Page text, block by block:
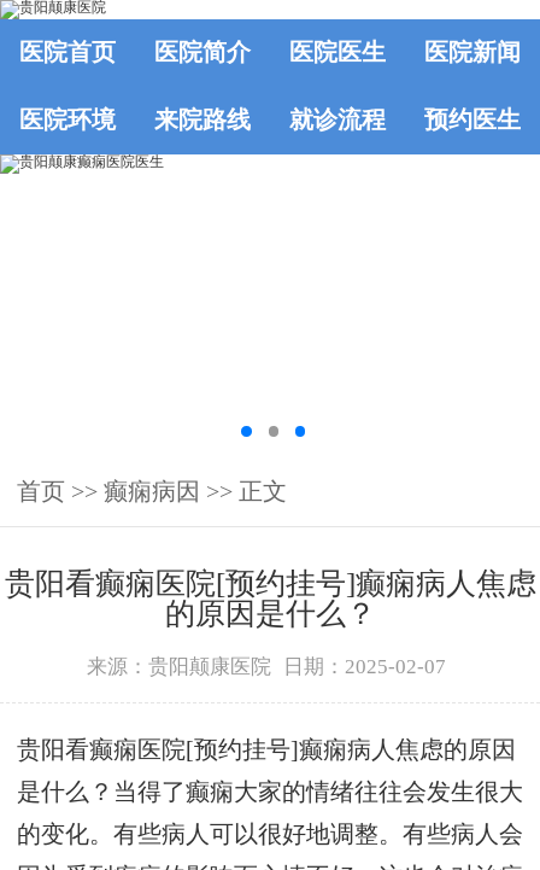
医院首页 医院简介 医院医生 医院新闻
医院环境 来院路线 就诊流程 预约医生
首页 >> 癫痫病因 >> 正文
贵阳看癫痫医院[预约挂号]癫痫病人焦虑
的原因是什么？
来源：贵阳颠康医院 日期：2025-02-07
贵阳看癫痫医院[预约挂号]癫痫病人焦虑的原因
是什么？当得了癫痫大家的情绪往往会发生很大
的变化。有些病人可以很好地调整。有些病人会